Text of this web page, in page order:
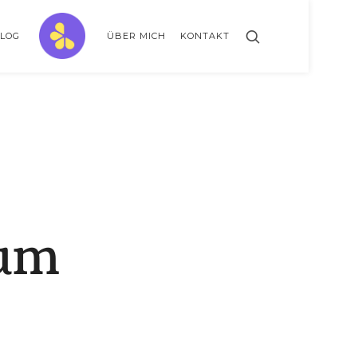
ZitronenBitter
ÜBER MICH KONTAKT